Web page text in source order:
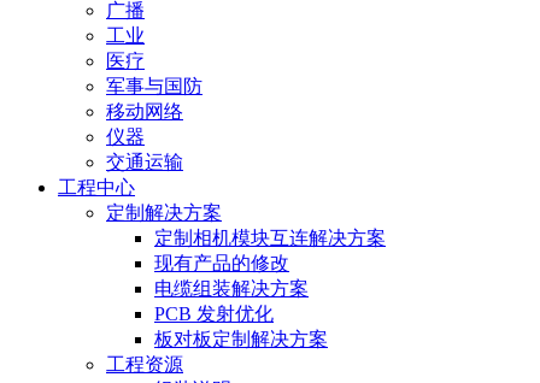
广播
工业
医疗
军事与国防
移动网络
仪器
交通运输
工程中心
定制解决方案
定制相机模块互连解决方案
现有产品的修改
电缆组装解决方案
PCB 发射优化
板对板定制解决方案
工程资源